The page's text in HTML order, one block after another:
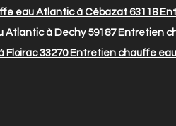
eau Atlantic à Cébazat 63118
Atlantic à Dechy 59187Entretien
33270Entretien chauffe eau